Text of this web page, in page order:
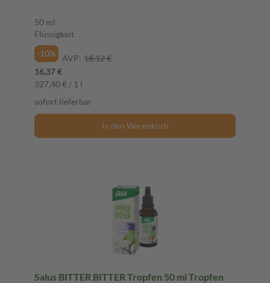
50 ml
Flüssigkeit
-10%
AVP: 18,12 €
16,37 €
327,40 € / 1 l
sofort lieferbar
In den Warenkorb
Salus BITTER BITTER Tropfen 50 ml Tropfen